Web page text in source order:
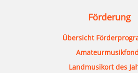
Förderung
Übersicht
Landmusikort des